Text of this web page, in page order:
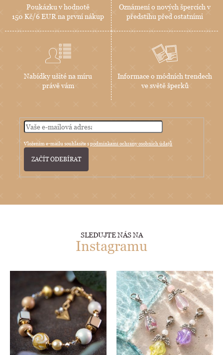
Poukázku v hodnotě
150 Kč/6 EUR na první nákup
Oznámení o nových špercích v
předstihu před ostatními
Nabídky ušité na míru
právě vám
Informace o módních trendech
ve světě šperků
Vložením e-mailu souhlasíte spodmínkami ochrany osobních údajů
PŘIHLÁSIT
SE
SLEDUJTE NÁS NA
Instagramu